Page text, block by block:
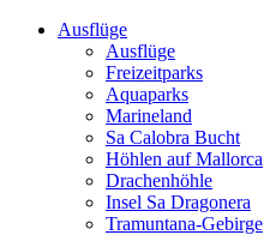
Ausflüge
Ausflüge
Freizeitparks
Aquaparks
Marineland
Sa Calobra Bucht
Höhlen auf Mallorca
Drachenhöhle
Insel Sa Dragonera
Tramuntana-Gebirge